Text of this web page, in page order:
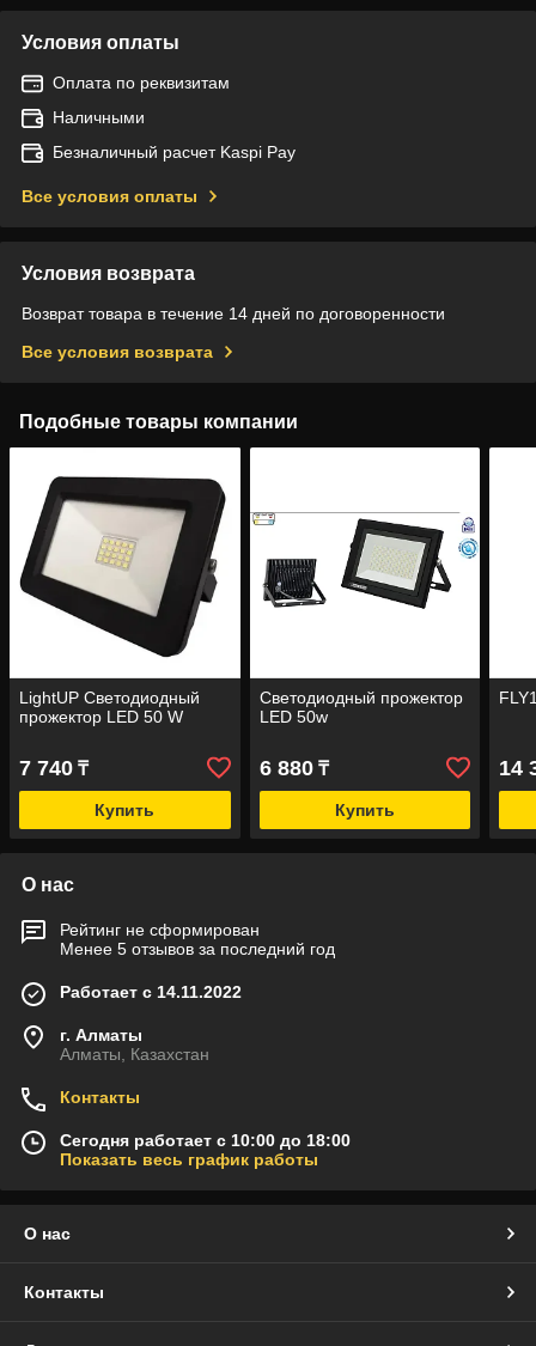
Условия оплаты
Оплата по реквизитам
Наличными
Безналичный расчет Kaspi Pay
Все условия оплаты
Условия возврата
Возврат товара в течение 14 дней по договоренности
Все условия возврата
Подобные товары компании
LightUP Светодиодный
прожектор LED 50 W
7 740 ₸
Купить
Светодиодный прожектор
LED 50w
6 880₸
Купить
14
О нас
Рейтинг не сформирован
Менее 5 отзывов за последний год
Работает с 14.11.2022
г. Алматы
Алматы, Казахстан
Контакты
Сегодня работает с 10:00 до 18:00
Показать весь график работы
О нас
Контакты